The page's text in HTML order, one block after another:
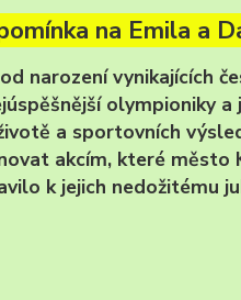
na Emila a
narození vynikajících
olympioniky
a sportovních
akcím, které
k jejich nedožitému